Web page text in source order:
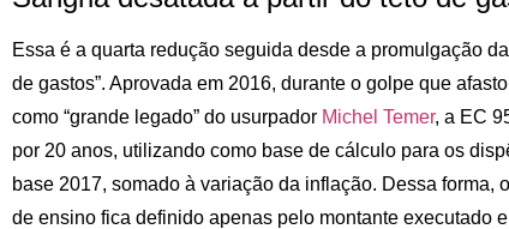
Essa é a quarta redução seguida desde a promulgação
de gastos”. Aprovada em 2016, durante o golpe que
como “grande legado” do usurpador Michel Temer, a EC
por 20 anos, utilizando como base de cálculo para os
base 2017, somado à variação da inflação. Dessa forma,
de ensino fica definido apenas pelo montante executado